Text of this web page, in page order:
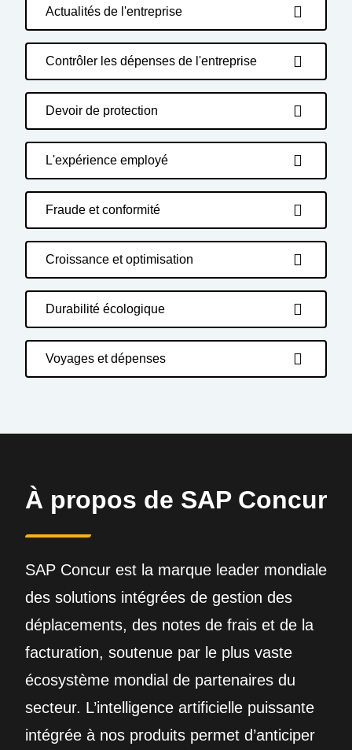
Actualités de l'entreprise
Contrôler les dépenses de l'entreprise
Devoir de protection
L'expérience employé
Fraude et conformité
Croissance et optimisation
Durabilité écologique
Voyages et dépenses
À propos de SAP Concur
SAP Concur est la marque leader mondiale
des solutions intégrées de gestion des
déplacements, des notes de frais et de la
facturation, soutenue par le plus vaste
écosystème mondial de partenaires du
secteur. L’intelligence artificielle puissante
intégrée à nos produits permet d’anticiper